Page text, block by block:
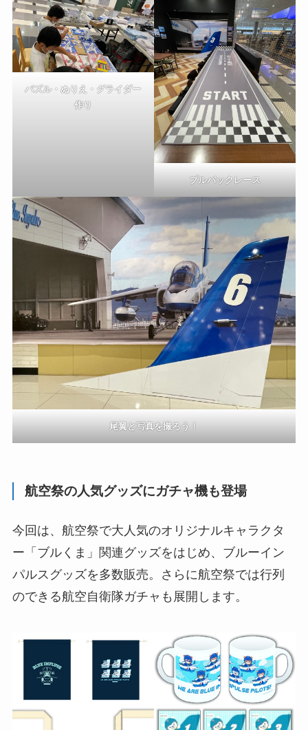
パズル・ぬりえ・グライダー
作り
プルバックレース
尾翼と写真を撮ろう！
航空祭の人気グッズにガチャ機も登場
今回は、航空祭で大人気のオリジナルキャラクタ
ー「ブルくま」関連グッズをはじめ、ブルーイン
パルスグッズを多数販売。さらに航空祭では行列
のできる航空自衛隊ガチャも展開します。